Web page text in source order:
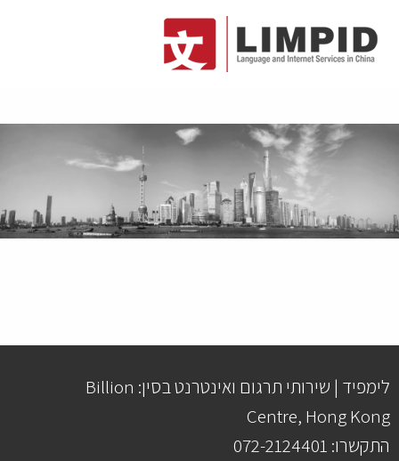
לימפיד | שירותי תרגום ואינטרנט בסין: Billion
Centre, Hong Kong
התקשרו: 072-2124401